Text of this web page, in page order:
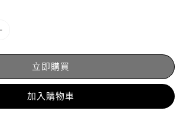
立即購買
加入購物車